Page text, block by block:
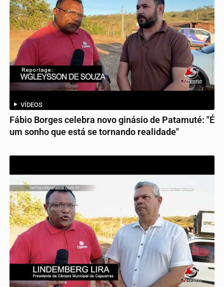
VÍDEOS
Fábio Borges celebra novo ginásio de Patamuté: "É
um sonho que está se tornando realidade"